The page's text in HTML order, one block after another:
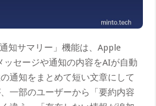
知サマリー」機能は、Apple
セージや通知の内容をAIが自動
通知をまとめて短い文章にして
一部のユーザーから「要約内容